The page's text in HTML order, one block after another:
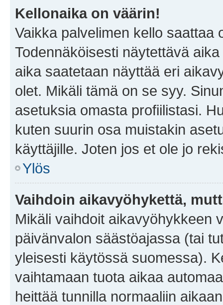
Kellonaika on väärin!
Vaikka palvelimen kello saattaa
Todennäköisesti näytettävä
aika saatetaan näyttää eri
olet. Mikäli tämä on se syy.
asetuksia omasta profiilistasi.
kuten suurin osa muistakin
käyttäjille. Joten jos et ole jo
Ylös
Vaihdoin aikavyöhykettä,
Mikäli vaihdoit aikavyöhykkeen
päivänvalon säästöajassa (tai
yleisesti käytössä suomessa).
vaihtamaan tuota aikaa
heittää tunnilla normaaliin